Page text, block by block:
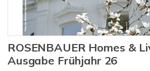
ROSENBAUER Homes &
Ausgabe Frühjahr 26